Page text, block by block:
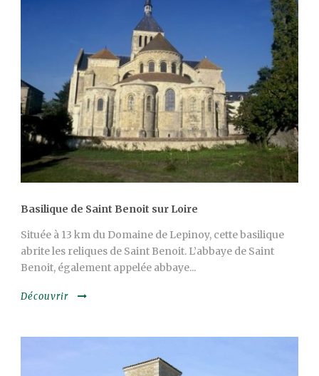
Basilique de Saint Benoit sur Loire
Située à 13 km du Domaine de Lepinoy, cette basilique
abrite les reliques de Saint Benoit. L’abbaye de Saint
Benoit, également appelée abbaye...
Découvrir